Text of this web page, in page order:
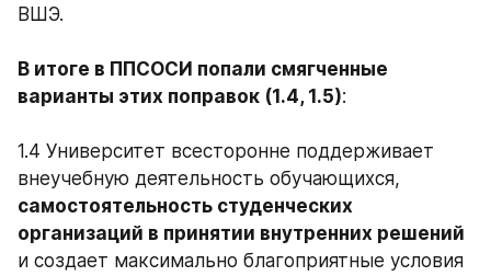
ВШЭ.
В итоге в ППСОСИ попали смягченные
варианты этих поправок (1.4, 1.5):
1.4 Университет всесторонне поддерживает
самостоятельность студенческих
организаций в принятии внутренних решений
и создает максимально благоприятные условия